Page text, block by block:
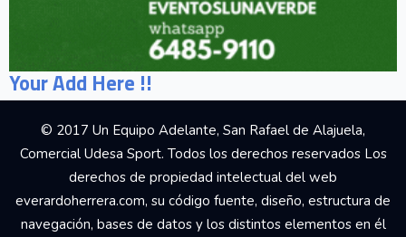
Your Add Here !!
© 2017 Un Equipo Adelante, San Rafael de Alajuela,
Comercial Udesa Sport. Todos los derechos reservados Los
derechos de propiedad intelectual del web
everardoherrera.com, su código fuente, diseño, estructura de
navegación, bases de datos y los distintos elementos en él